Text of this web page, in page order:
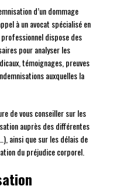
d’un dommage
à un avocat spécialisé en
dispose des
pour analyser les
témoignages, preuves
auxquelles la
de vous conseiller sur les
auprès des différentes
ainsi que sur les délais de
du préjudice corporel.